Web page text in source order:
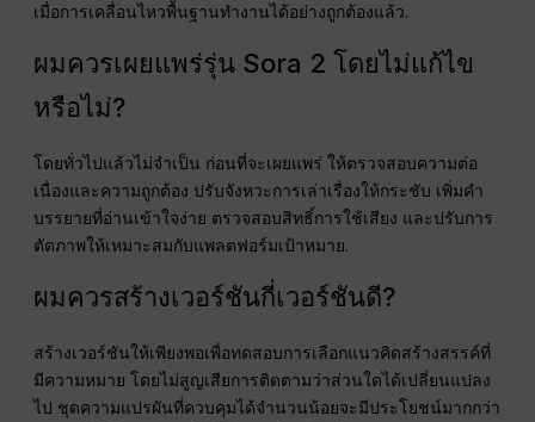
เมื่อการเคลื่อนไหวพื้นฐานทำงานได้อย่างถูกต้องแล้ว.
ผมควรเผยแพร่รุ่น Sora 2 โดยไม่แก้ไข
หรือไม่?
โดยทั่วไปแล้วไม่จำเป็น ก่อนที่จะเผยแพร่ ให้ตรวจสอบความต่อ
เนื่องและความถูกต้อง ปรับจังหวะการเล่าเรื่องให้กระชับ เพิ่มคำ
บรรยายที่อ่านเข้าใจง่าย ตรวจสอบสิทธิ์การใช้เสียง และปรับการ
ตัดภาพให้เหมาะสมกับแพลตฟอร์มเป้าหมาย.
ผมควรสร้างเวอร์ชันกี่เวอร์ชันดี?
สร้างเวอร์ชันให้เพียงพอเพื่อทดสอบการเลือกแนวคิดสร้างสรรค์ที่
มีความหมาย โดยไม่สูญเสียการติดตามว่าส่วนใดได้เปลี่ยนแปลง
ไป ชุดความแปรผันที่ควบคุมได้จำนวนน้อยจะมีประโยชน์มากกว่า